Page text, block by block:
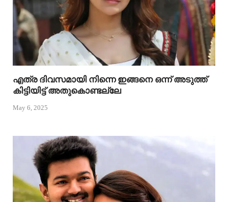
എത്ര ദിവസമായി നിന്നെ ഇങ്ങനെ ഒന്ന് അടുത്ത്
കിട്ടിയിട്ട് അതുകൊണ്ടല്ലേ
May 6, 2025